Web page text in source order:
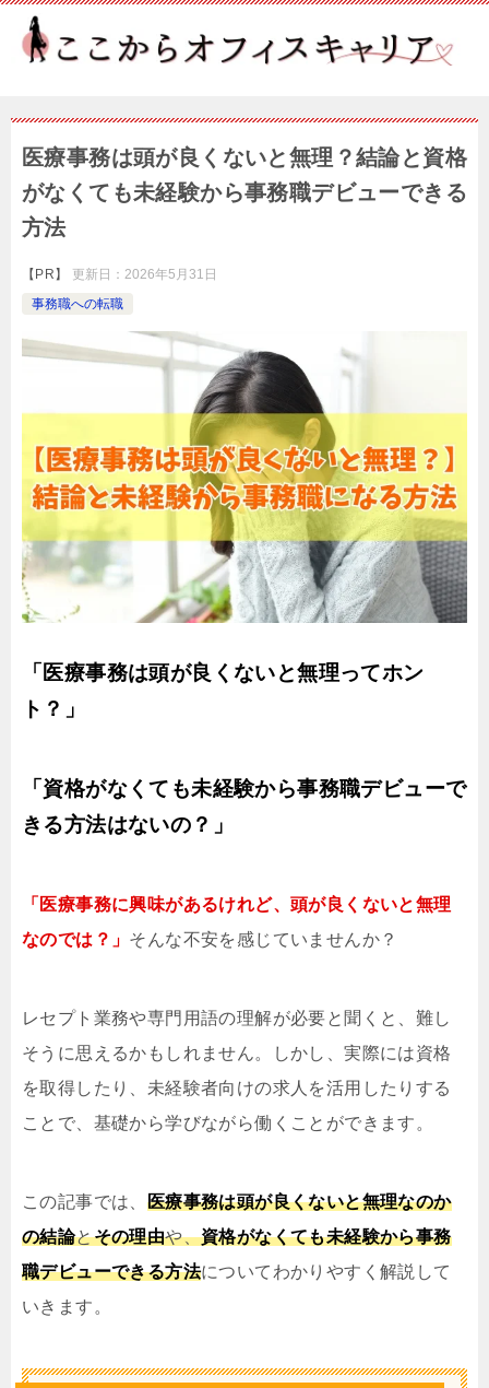
医療事務は頭が良くないと無理？結論と資格
がなくても未経験から事務職デビューできる
方法
【PR】 更新日： 2026年5月31日
事務職への転職
「医療事務は頭が良くないと無理ってホン
ト？」
「資格がなくても未経験から事務職デビューで
きる方法はないの？」
「医療事務に興味があるけれど、頭が良くないと無理
なのでは？」 そんな不安を感じていませんか？
レセプト業務や専門用語の理解が必要と聞くと、難し
そうに思えるかもしれません。しかし、実際には資格
を取得したり、未経験者向けの求人を活用したりする
ことで、基礎から学びながら働くことができます。
この記事では、 医療事務は頭が良くないと無理なのか
の結論とその理由や、資格がなくても未経験から事務
職デビューできる方法についてわかりやすく解説して
いきます。